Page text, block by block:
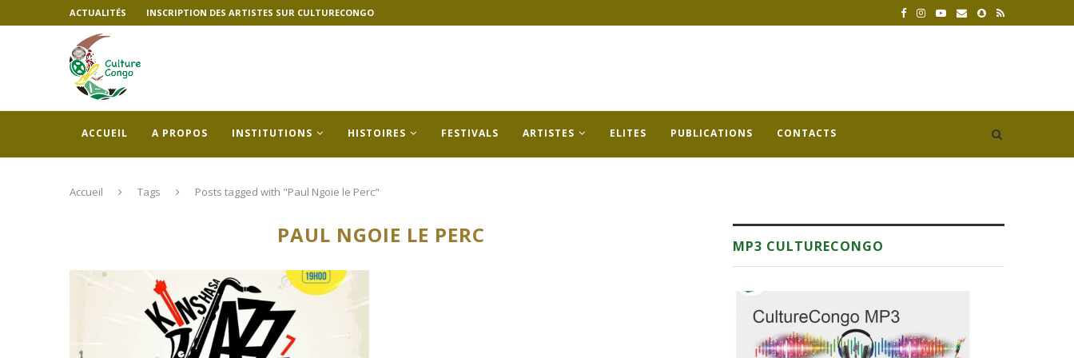
ACTUALITÉS INSCRIPTION DES ARTISTES SUR CULTURECONGO
ACCUEIL A PROPOS INSTITUTIONS HISTOIRES FESTIVALS ARTISTES ELITES PUBLICATIONS CONTACTS
Accueil Tags Posts tagged with "Paul Ngoie le Perc"
PAUL NGOIE LE PERC MP3 CULTURECONGO